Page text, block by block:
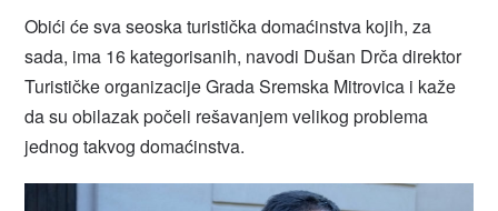
Obići će sva seoska turistička domaćinstva kojih, za
sada, ima 16 kategorisanih, navodi Dušan Drča direktor
Turističke organizacije Grada Sremska Mitrovica i kaže
da su obilazak počeli rešavanjem velikog problema
jednog takvog domaćinstva.